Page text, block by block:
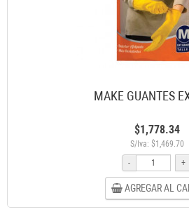
MAKE GUANTES
$1,778.34
S/Iva: $1,469.70
-
+
AGREGAR AL